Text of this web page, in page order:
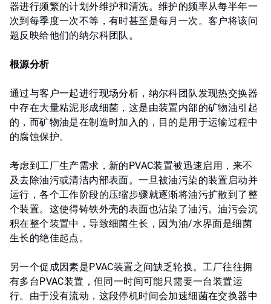
器进行频繁的计划外维护和清洗。维护的频率从每半年一
次到每季度一次不等，有时甚至是每月一次。客户将该问
题反映给他们的纳尔科团队。
根源分析
通过与客户一起进行现场分析，纳尔科团队发现热交换器
中存在大量粘泥形成细菌，这是由装置内部的矿物油引起
的，而矿物油是在制造时加入的，目的是用于运输过程中
的腐蚀保护。
考虑到工厂生产需求，新的PVAC装置被迅速启用，来不
及去除油污或清洁内部表面。一旦被油污染的装置启动并
运行，各个工作阶段的压缩步骤就逐渐将油污扩散到了整
个装置。这使得铸铁外壳的表面也沾染了油污。油污会沉
积在整个装置中，导致细菌生长，因为油/水界面是细菌
生长的绝佳起点。
另一个促成因素是PVAC装置之间缺乏轮换。工厂往往拥
有多台PVAC装置，但同一时间可能只需要一台装置运
行。由于没有流动，这段停机时间会加速细菌在交换器中